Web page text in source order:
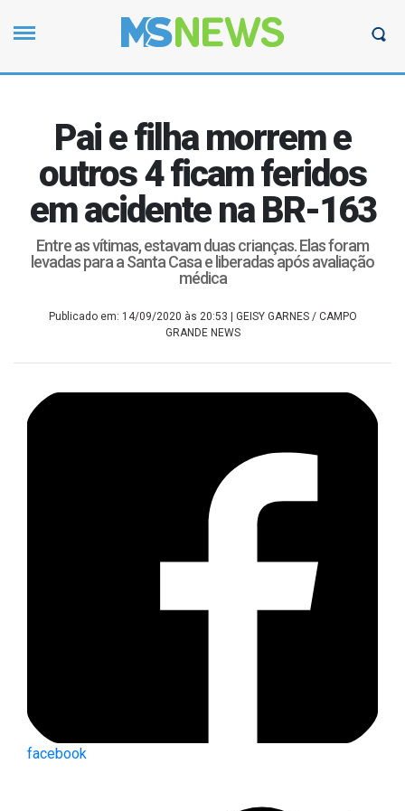
Pai e filha morrem e
outros 4 ficam feridos
em acidente na BR-163
Entre as vítimas, estavam duas crianças. Elas foram
levadas para a Santa Casa e liberadas após avaliação
médica
Publicado em: 14/09/2020 às 20:53
| GEISY GARNES / CAMPO
GRANDE NEWS
facebook